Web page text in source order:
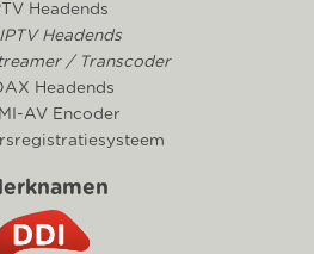
Headends
Headends
/ Transcoder
Headends
AV Encoder